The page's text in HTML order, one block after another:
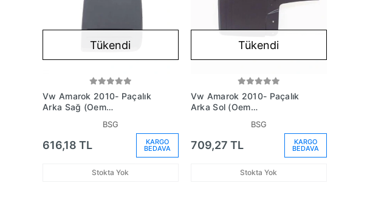
Tükendi
Vw Amarok 2010- Paçalık
Arka Sağ (Oem
BSG
616,18 TL KARGO
BEDAVA
Stokta Yok
Tükendi
Vw Amarok 2010- Paçalık
Arka Sol (Oem
BSG
709,27 TL KARGO
BEDAVA
Stokta Yok